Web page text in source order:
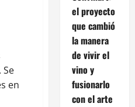
en
el proyecto
que cambió
la manera
de vivir el
vino y
fusionarlo
con el arte